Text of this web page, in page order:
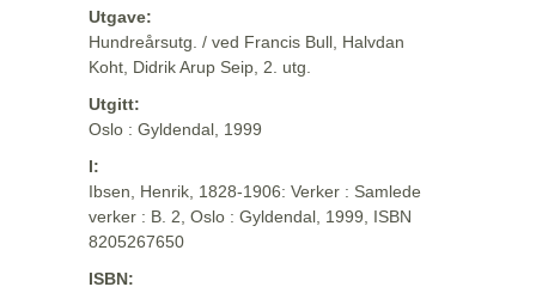
Utgave:
Hundreårsutg. / ved Francis Bull, Halvdan
Koht, Didrik Arup Seip, 2. utg.
Utgitt:
Oslo : Gyldendal, 1999
I:
Ibsen, Henrik, 1828-1906: Verker : Samlede
verker : B. 2, Oslo : Gyldendal, 1999, ISBN
8205267650
ISBN: